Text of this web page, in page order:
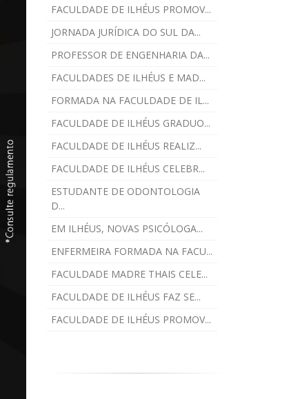
FACULDADE DE ILHÉUS PROMOV...
JORNADA JURÍDICA DO SUL DA...
PROFESSOR DE ENGENHARIA DA...
FACULDADES DE ILHÉUS E MAD...
FORMADA NA FACULDADE DE IL...
FACULDADE DE ILHÉUS GRADUO...
FACULDADE DE ILHÉUS REALIZ...
FACULDADE DE ILHÉUS CELEBR...
ESTUDANTE DE ODONTOLOGIA
D...
EM ILHÉUS, NOVAS PSICÓLOGA...
ENFERMEIRA FORMADA NA FACU...
FACULDADE MADRE THAIS CELE...
FACULDADE DE ILHÉUS FAZ SE...
FACULDADE DE ILHÉUS PROMOV...